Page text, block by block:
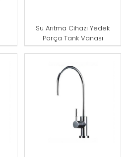
Su Arıtma Cihazı Yedek
Parça Tank Vanası